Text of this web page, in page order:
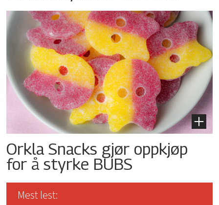
Orkla Snacks gjør oppkjøp
for å styrke BUBS
Mest lest: